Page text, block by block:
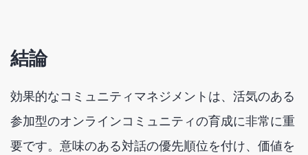
結論
効果的なコミュニティマネジメントは、活気のある
参加型のオンラインコミュニティの育成に非常に重
要です。意味のある対話の優先順位を付け、価値を